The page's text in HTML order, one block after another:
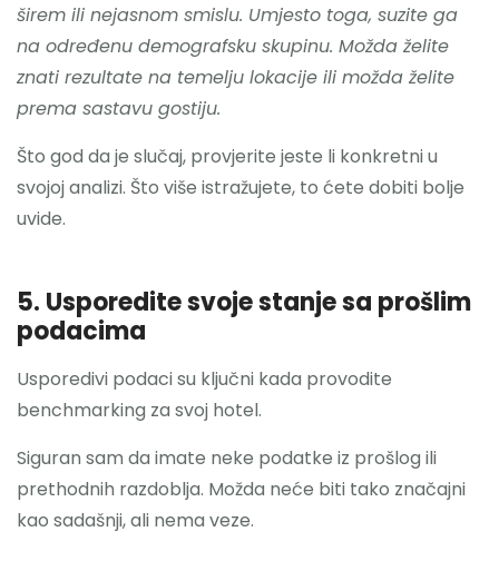
širem ili nejasnom smislu. Umjesto toga, suzite ga
na određenu demografsku skupinu. Možda želite
znati rezultate na temelju lokacije ili možda želite
prema sastavu gostiju.
Što god da je slučaj, provjerite jeste li konkretni u
svojoj analizi. Što više istražujete, to ćete dobiti bolje
uvide.
5. Usporedite svoje stanje sa prošlim
podacima
Usporedivi podaci su ključni kada provodite
benchmarking za svoj hotel.
Siguran sam da imate neke podatke iz prošlog ili
prethodnih razdoblja. Možda neće biti tako značajni
kao sadašnji, ali nema veze.